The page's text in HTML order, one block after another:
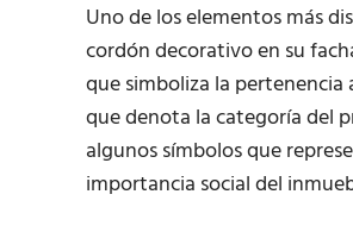
Uno de los elementos más
cordón decorativo en su
que simboliza la
que denota la categoría del
algunos símbolos que
importancia social del